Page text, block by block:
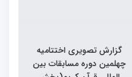
گزارش تصویری اختتامیه
چهلمین دوره مسابقات بین